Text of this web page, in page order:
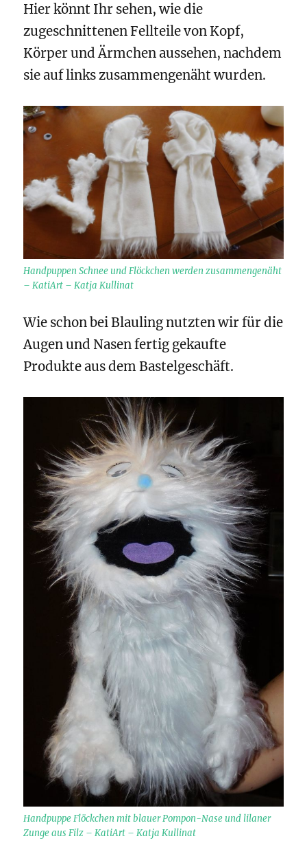
Hier könnt Ihr sehen, wie die
zugeschnittenen Fellteile von Kopf,
Körper und Ärmchen aussehen, nachdem
sie auf links zusammengenäht wurden.
Handpuppen Schnee und Flöckchen werden zusammengenäht
– KatiArt – Katja Kullinat
Wie schon bei Blauling nutzten wir für die
Augen und Nasen fertig gekaufte
Produkte aus dem Bastelgeschäft.
Handpuppe Flöckchen mit blauer Pompon-Nase und lilaner
Zunge aus Filz – KatiArt – Katja Kullinat